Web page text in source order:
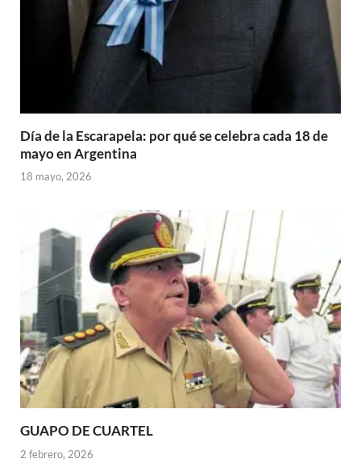
Día de la Escarapela: por qué se celebra cada 18 de
mayo en Argentina
18 mayo, 2026
GUAPO DE CUARTEL
2 febrero, 2026